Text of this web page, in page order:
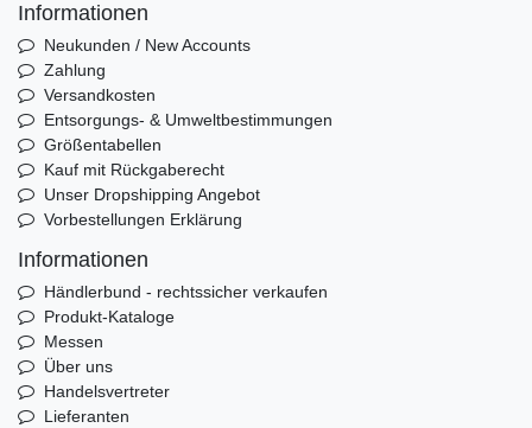
Informationen
Neukunden / New Accounts
Zahlung
Versandkosten
Entsorgungs- & Umweltbestimmungen
Größentabellen
Kauf mit Rückgaberecht
Unser Dropshipping Angebot
Vorbestellungen Erklärung
Informationen
Händlerbund - rechtssicher verkaufen
Produkt-Kataloge
Messen
Über uns
Handelsvertreter
Lieferanten